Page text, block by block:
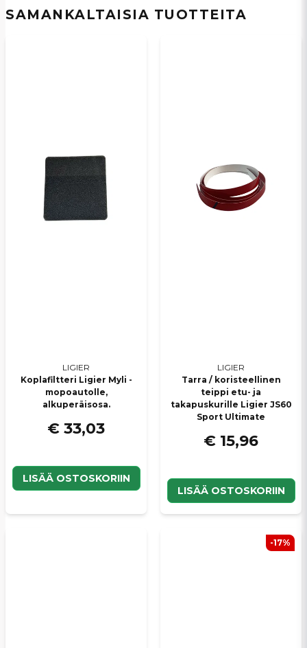
SAMANKALTAISIA ​​TUOTTEITA
LIGIER
Koplafiltteri Ligier Myli -
mopoautolle,
alkuperäisosa.
€ 33,03
LISÄÄ OSTOSKORIIN
LIGIER
Tarra / koristeellinen
teippi etu- ja
takapuskurille Ligier JS60
Sport Ultimate
€ 15,96
LISÄÄ OSTOSKORIIN
-17%